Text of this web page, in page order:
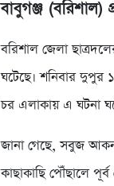
বাবুগঞ্জ (বরিশাল)
বরিশাল জেলা
ঘটেছে। শনিবার দুপুর
চর এলাকায় এ ঘটনা
জানা গেছে, সবুজ আকন
কাছাকাছি পৌঁছালে